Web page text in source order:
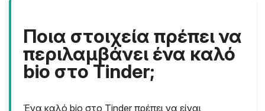
Ποια στοιχεία πρέπει να
περιλαμβάνει ένα καλό
bio στο Tinder;
Ένα καλό bio στο Tinder πρέπει να είναι